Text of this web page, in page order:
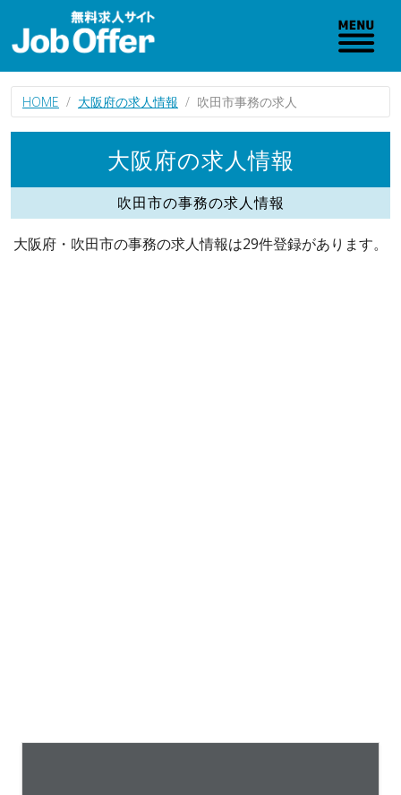
HOME 大阪府の求人情報 吹田市事務の求人
大阪府の求人情報
吹田市の事務の求人情報
大阪府・吹田市の事務の求人情報は29件登録があります。